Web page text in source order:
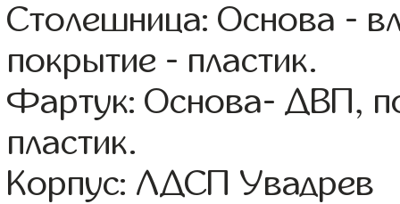
Столешница: Основа -
покрытие - пластик.
Фартук: Основа- ДВП,
пластик.
Корпус: ЛДСП Увадрев